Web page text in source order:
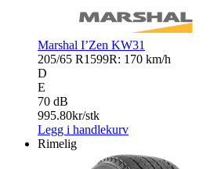
Marshal I’Zen KW31
205/65 R1599R: 170 km/h
D
E
70 dB
995.80kr/stk
Legg i handlekurv
Rimelig